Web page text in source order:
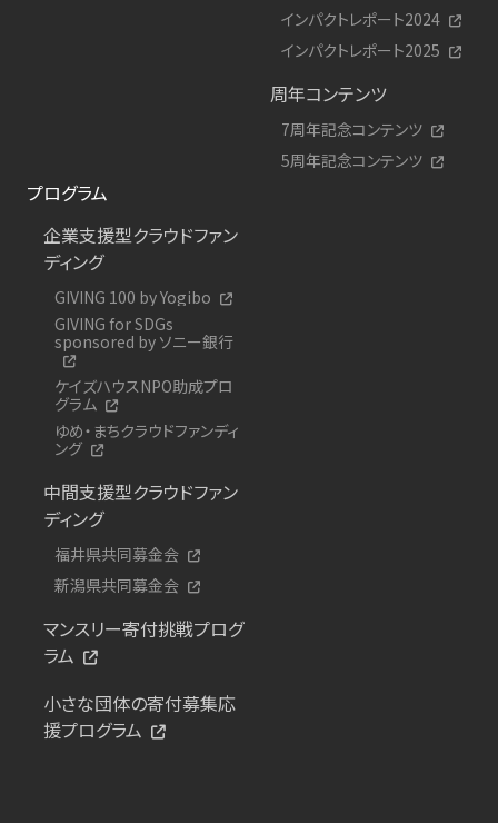
インパクトレポート2024
インパクトレポート2025
周年コンテンツ
7周年記念コンテンツ
5周年記念コンテンツ
プログラム
企業支援型クラウドファン
ディング
GIVING 100 by Yogibo
GIVING for SDGs
sponsored by ソニー銀行
ケイズハウスNPO助成プロ
グラム
ゆめ・まちクラウドファンディ
ング
中間支援型クラウドファン
ディング
福井県共同募金会
新潟県共同募金会
マンスリー寄付挑戦プログ
ラム
小さな団体の寄付募集応
援プログラム